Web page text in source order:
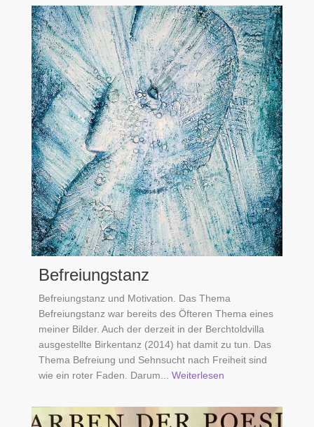
Befreiungstanz
Befreiungstanz und Motivation. Das Thema
Befreiungstanz war bereits des Öfteren Thema eines
meiner Bilder. Auch der derzeit in der Berchtoldvilla
ausgestellte Birkentanz (2014) hat damit zu tun. Das
Thema Befreiung und Sehnsucht nach Freiheit sind
wie ein roter Faden. Darum ... Weiterlesen